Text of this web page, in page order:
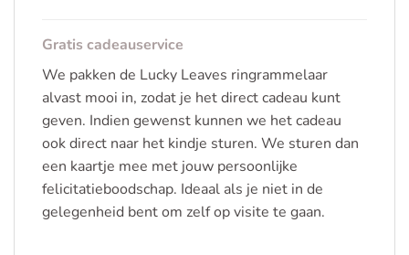
Gratis cadeauservice
We pakken de Lucky Leaves ringrammelaar
alvast mooi in, zodat je het direct cadeau kunt
geven. Indien gewenst kunnen we het cadeau
ook direct naar het kindje sturen. We sturen dan
een kaartje mee met jouw persoonlijke
felicitatieboodschap. Ideaal als je niet in de
gelegenheid bent om zelf op visite te gaan.